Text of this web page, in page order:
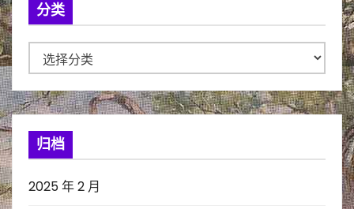
分类
类
归档
2025 年 2 月